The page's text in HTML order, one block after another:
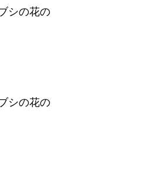
シの花の
シの花の